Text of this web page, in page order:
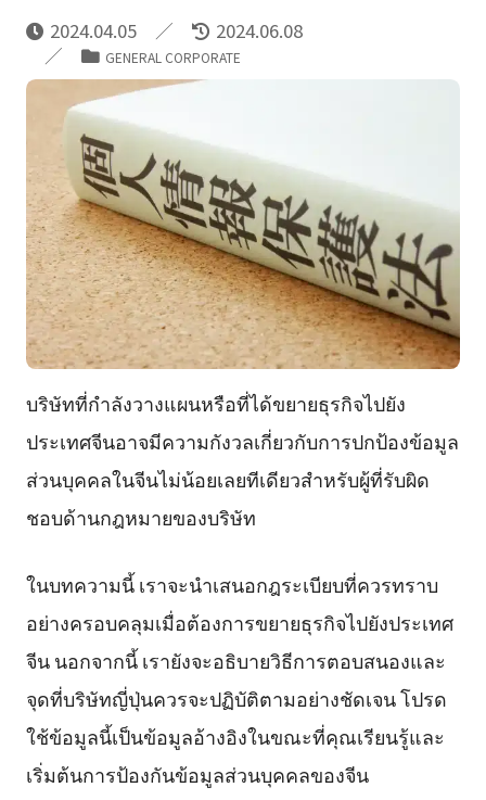
2024.04.05 2024.06.08
GENERAL CORPORATE
บริษัทที่กำลังวางแผนหรือที่ได้ขยายธุรกิจไปยัง
ประเทศจีนอาจมีความกังวลเกี่ยวกับการปกป้องข้อมูล
ส่วนบุคคลในจีนไม่น้อยเลยทีเดียวสำหรับผู้ที่รับผิด
ชอบด้านกฎหมายของบริษัท
ในบทความนี้ เราจะนำเสนอกฎระเบียบที่ควรทราบ
อย่างครอบคลุมเมื่อต้องการขยายธุรกิจไปยังประเทศ
จีน นอกจากนี้ เรายังจะอธิบายวิธีการตอบสนองและ
จุดที่บริษัทญี่ปุ่นควรจะปฏิบัติตามอย่างชัดเจน โปรด
ใช้ข้อมูลนี้เป็นข้อมูลอ้างอิงในขณะที่คุณเรียนรู้และ
เริ่มต้นการป้องกันข้อมูลส่วนบุคคลของจีน